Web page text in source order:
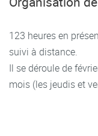
123 heures en
suivi à distance.
Il se déroule de
mois (les jeudis et